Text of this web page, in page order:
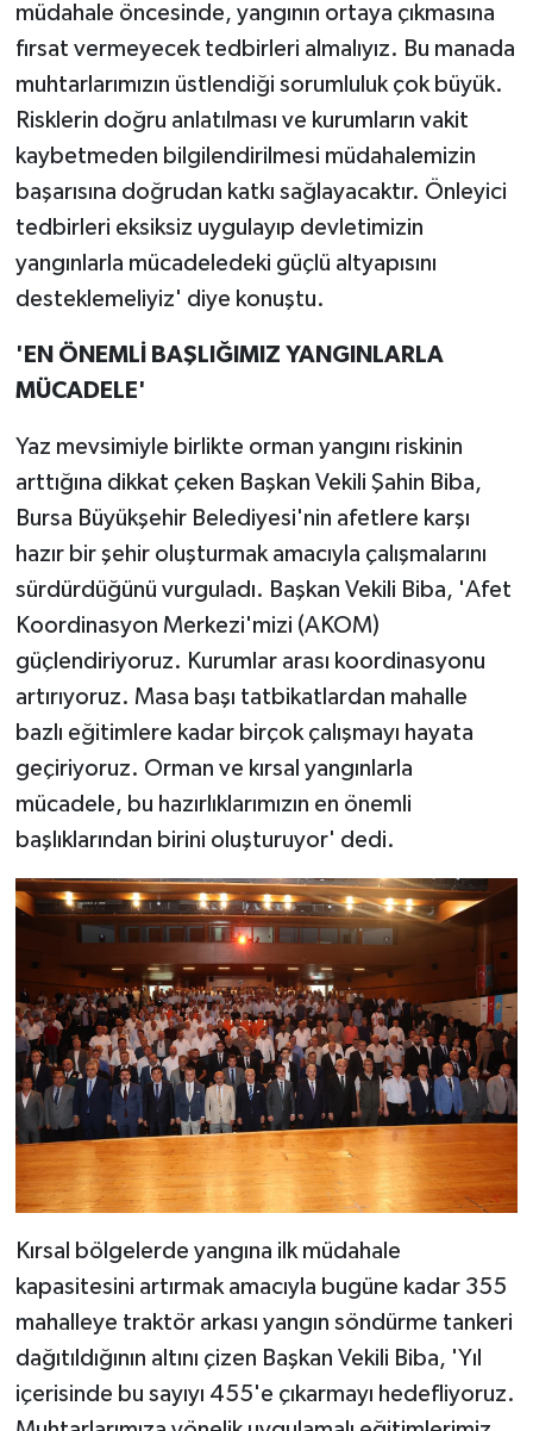
müdahale öncesinde, yangının ortaya çıkmasına
fırsat vermeyecek tedbirleri almalıyız. Bu manada
muhtarlarımızın üstlendiği sorumluluk çok büyük.
Risklerin doğru anlatılması ve kurumların vakit
kaybetmeden bilgilendirilmesi müdahalemizin
başarısına doğrudan katkı sağlayacaktır. Önleyici
tedbirleri eksiksiz uygulayıp devletimizin
yangınlarla mücadeledeki güçlü altyapısını
desteklemeliyiz' diye konuştu.
'EN ÖNEMLİ BAŞLIĞIMIZ YANGINLARLA
MÜCADELE'
Yaz mevsimiyle birlikte orman yangını riskinin
arttığına dikkat çeken Başkan Vekili Şahin Biba,
Bursa Büyükşehir Belediyesi'nin afetlere karşı
hazır bir şehir oluşturmak amacıyla çalışmalarını
sürdürdüğünü vurguladı. Başkan Vekili Biba, 'Afet
Koordinasyon Merkezi'mizi (AKOM)
güçlendiriyoruz. Kurumlar arası koordinasyonu
artırıyoruz. Masa başı tatbikatlardan mahalle
bazlı eğitimlere kadar birçok çalışmayı hayata
geçiriyoruz. Orman ve kırsal yangınlarla
mücadele, bu hazırlıklarımızın en önemli
başlıklarından birini oluşturuyor' dedi.
Kırsal bölgelerde yangına ilk müdahale
kapasitesini artırmak amacıyla bugüne kadar 355
mahalleye traktör arkası yangın söndürme tankeri
dağıtıldığının altını çizen Başkan Vekili Biba, 'Yıl
içerisinde bu sayıyı 455'e çıkarmayı hedefliyoruz.